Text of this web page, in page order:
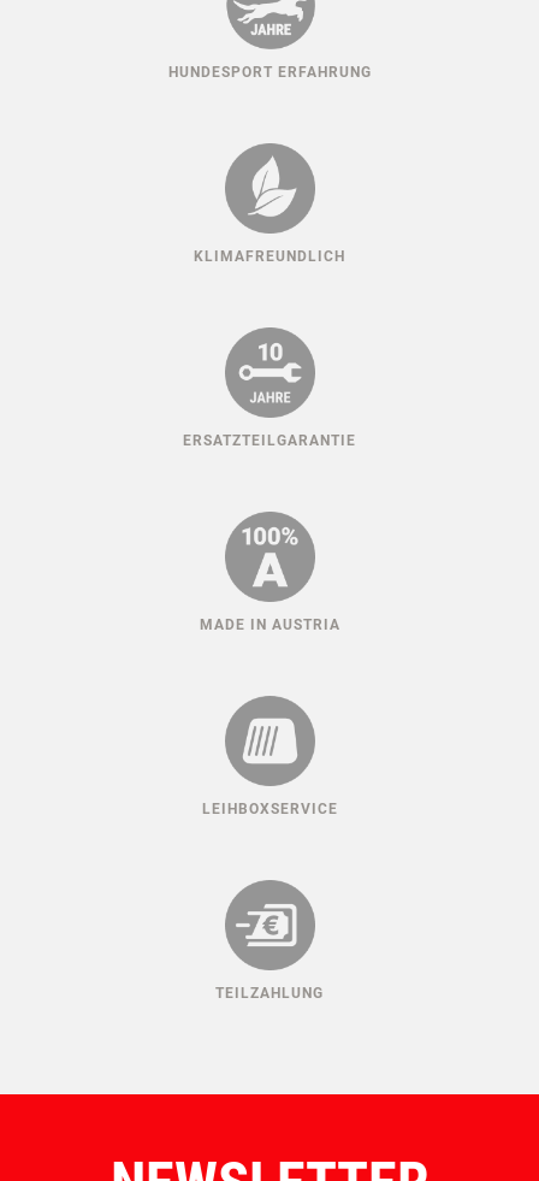
HUNDESPORT ERFAHRUNG
KLIMAFREUNDLICH
ERSATZTEILGARANTIE
MADE IN AUSTRIA
LEIHBOXSERVICE
TEILZAHLUNG